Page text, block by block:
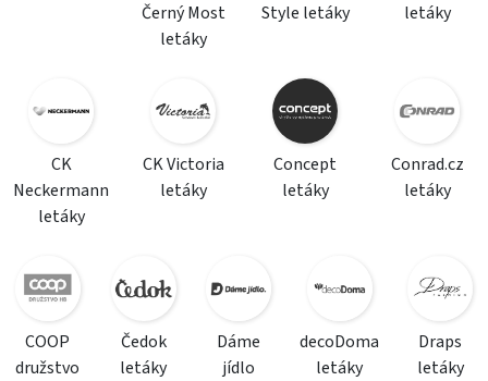
Černý Most
letáky
Style letáky
letáky
CK
Neckermann
letáky
CK Victoria
letáky
Concept
letáky
Conrad.cz
letáky
COOP
družstvo
Čedok
letáky
Dáme
jídlo
decoDoma
letáky
Draps
letáky